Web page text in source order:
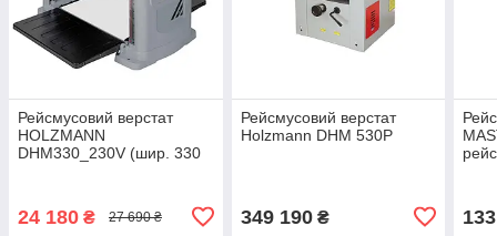
Рейсмусовий верстат
HOLZMANN
DHM330_230V (шир. 330
24 180 ₴ 27 690 ₴
Рейсмусовий верстат
Holzmann DHM 530P
349 190₴